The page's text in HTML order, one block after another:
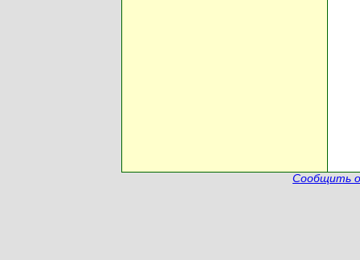
Сообщить о